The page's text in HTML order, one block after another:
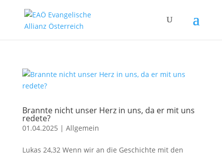
Brannte nicht unser Herz in uns, da er mit uns
redete?
01.04.2025 | Allgemein
Lukas 24,32 Wenn wir an die Geschichte mit den